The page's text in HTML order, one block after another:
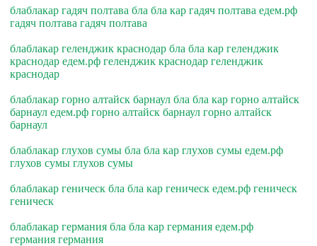
блаблакар гадяч полтава бла бла кар гадяч полтава едем.рф
гадяч полтава гадяч полтава
блаблакар геленджик краснодар бла бла кар геленджик
краснодар едем.рф геленджик краснодар геленджик
краснодар
блаблакар горно алтайск барнаул бла бла кар горно алтайск
барнаул едем.рф горно алтайск барнаул горно алтайск
барнаул
блаблакар глухов сумы бла бла кар глухов сумы едем.рф
глухов сумы глухов сумы
блаблакар геническ бла бла кар геническ едем.рф геническ
геническ
блаблакар германия бла бла кар германия едем.рф
германия германия